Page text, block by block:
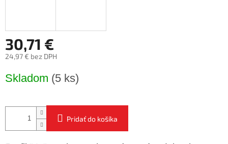
30,71 €
24,97 € bez DPH
cena:
Skladom (5 ks)
Pridať do košíka